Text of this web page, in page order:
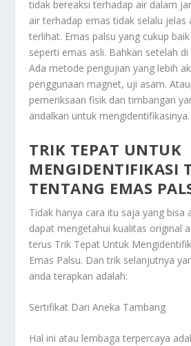
tidak bereaksi terhadap air dalam
air terhadap emas tidak selalu jelas
terlihat. Emas palsu yang cukup
seperti emas asli. Bahkan setelah
Ada metode pengujian yang lebih
penggunaan magnet, uji asam.
pemeriksaan fisik dan timbangan
andalkan untuk mengidentifikasinya.
TRIK TEPAT UNTUK
MENGIDENTIFIKASI
TENTANG EMAS
Tidak hanya cara itu saja yang bisa
dapat mengetahui kualitas original
terus Trik Tepat Untuk
Emas Palsu. Dan trik selanjutnya
anda terapkan adalah:
Sertifikat Dari Aneka Tambang
Hal ini atau lembaga terpercaya